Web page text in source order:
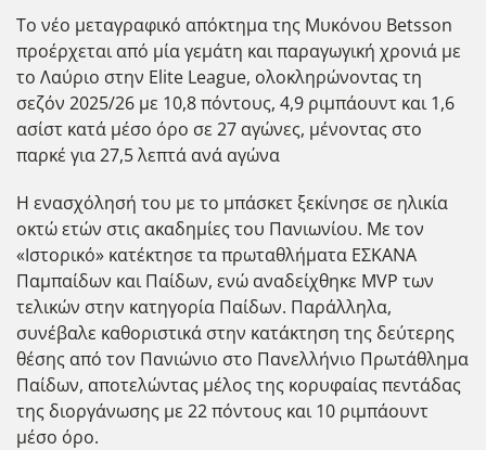
Το νέο μεταγραφικό απόκτημα της Μυκόνου Betsson
προέρχεται από μία γεμάτη και παραγωγική χρονιά με
το Λαύριο στην Elite League, ολοκληρώνοντας τη
σεζόν 2025/26 με 10,8 πόντους, 4,9 ριμπάουντ και 1,6
ασίστ κατά μέσο όρο σε 27 αγώνες, μένοντας στο
παρκέ για 27,5 λεπτά ανά αγώνα
Η ενασχόλησή του με το μπάσκετ ξεκίνησε σε ηλικία
οκτώ ετών στις ακαδημίες του Πανιωνίου. Με τον
«Ιστορικό» κατέκτησε τα πρωταθλήματα ΕΣΚΑΝΑ
Παμπαίδων και Παίδων, ενώ αναδείχθηκε MVP των
τελικών στην κατηγορία Παίδων. Παράλληλα,
συνέβαλε καθοριστικά στην κατάκτηση της δεύτερης
θέσης από τον Πανιώνιο στο Πανελλήνιο Πρωτάθλημα
Παίδων, αποτελώντας μέλος της κορυφαίας πεντάδας
της διοργάνωσης με 22 πόντους και 10 ριμπάουντ
μέσο όρο.